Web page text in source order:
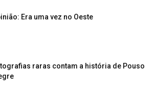
Era uma vez no Oeste
raras contam a história de Pouso